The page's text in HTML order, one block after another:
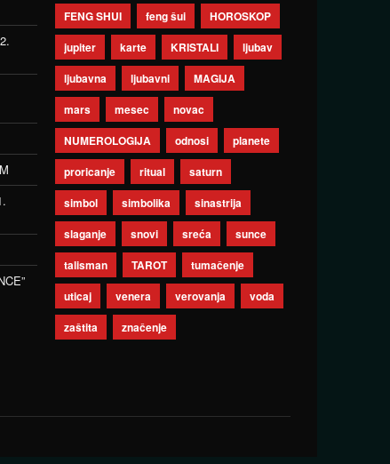
FENG SHUI
feng šui
HOROSKOP
jupiter
karte KRISTALI
ljubav
ljubavna
ljubavni
MAGIJA
mars
mesec
novac
NUMEROLOGIJA
odnosi
planete
proricanje
ritual
saturn
simbol
simbolika
sinastrija
slaganje
snovi sreća
sunce
talisman
TAROT
tumačenje
uticaj
venera verovanja
voda
zaštita
značenje